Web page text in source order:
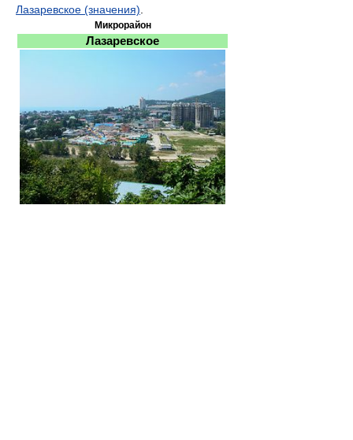
Лазаревское (значения)
Микрорайон
Лазаревское